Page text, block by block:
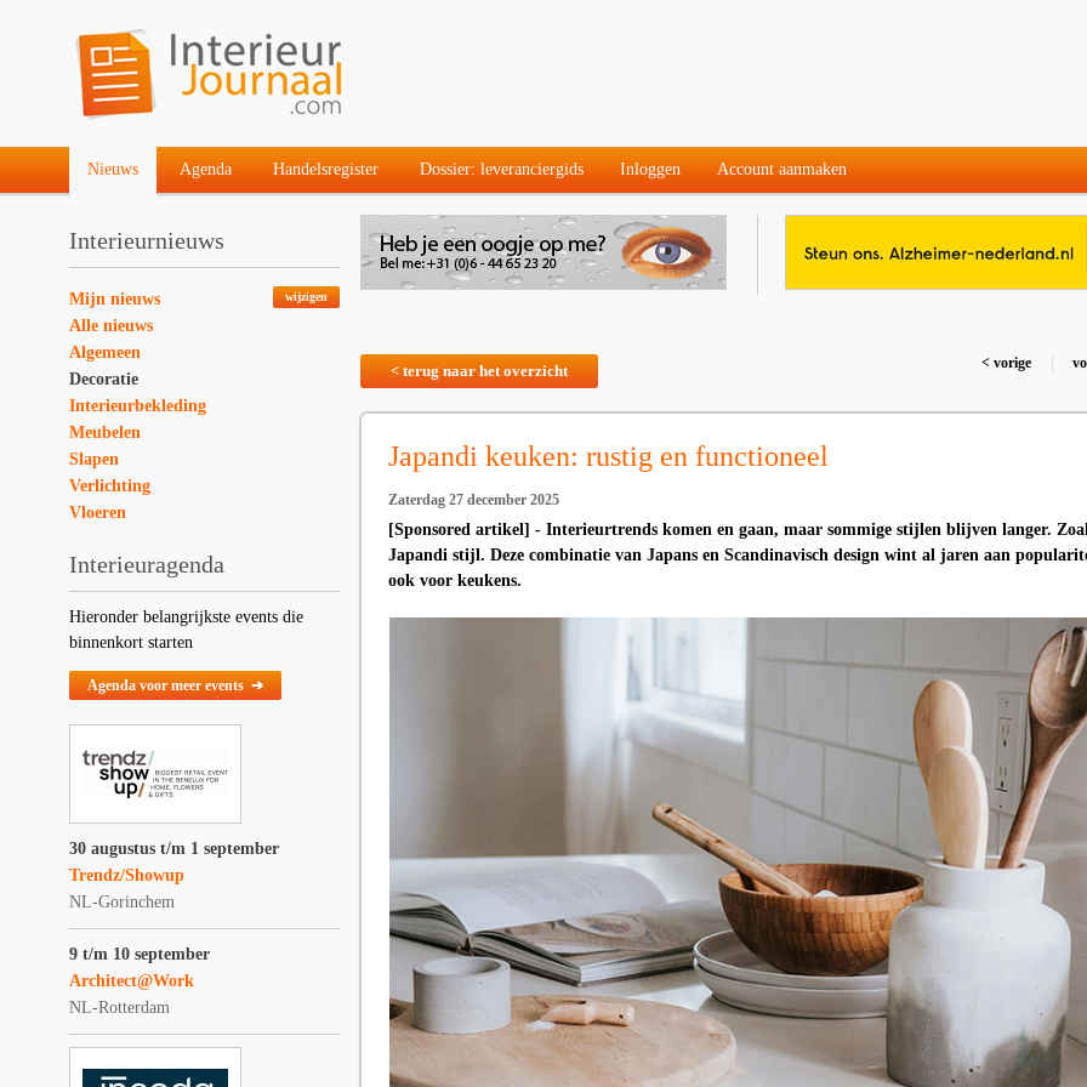
Nieuws Agenda Handelsregister Dossier: leveranciergids Inloggen Account aanmaken
Interieurnieuws
wijzigen
Mijn nieuws
Alle nieuws
Algemeen
Decoratie
Interieurbekleding
Meubelen
Slapen
Verlichting
Vloeren
Interieuragenda
Hieronder belangrijkste events die
binnenkort starten
Agenda voor meer events ➔
30 augustus t/m 1 september
Trendz/Showup
NL-Gorinchem
9 t/m 10 september
Architect@Work
NL-Rotterdam
< terug naar het overzicht < vorige
Japandi keuken: rustig en functioneel
Zaterdag 27 december 2025
[Sponsored artikel] - Interieurtrends komen en gaan, maar sommige stijlen blijven langer.
Japandi stijl. Deze combinatie van Japans en Scandinavisch design wint al jaren aan
ook voor keukens.